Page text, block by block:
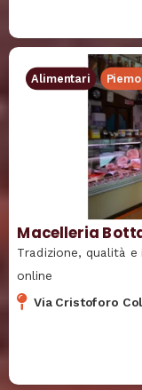
Alimentari
Macelleria
Tradizione, qualità
online
Via Cristoforo